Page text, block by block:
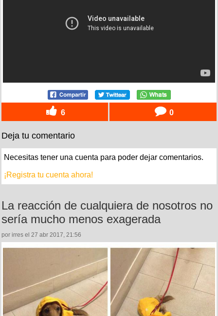
6 0
Deja tu comentario
Necesitas tener una cuenta para poder dejar comentarios.
¡Registra tu cuenta ahora!
La reacción de cualquiera de nosotros no
sería mucho menos exagerada
por irres el 27 abr 2017, 21:56